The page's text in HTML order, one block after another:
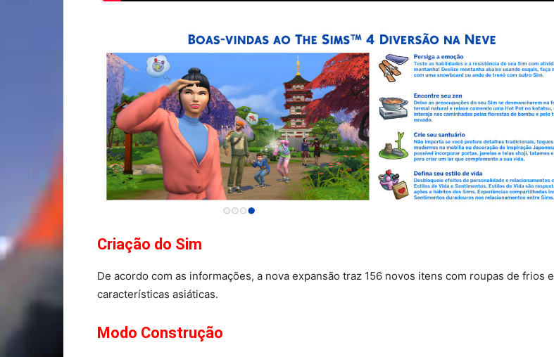
Criação do Sim
De acordo com as informações, a nova expansão traz 156 novos itens com roupas de frios e
características asiáticas.
Modo Construção